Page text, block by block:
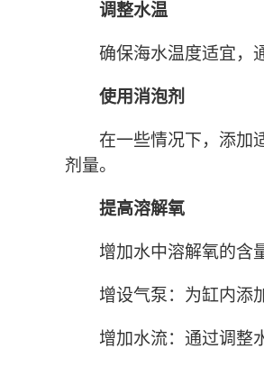
调整水温
确保海水温度适宜，
使用消泡剂
在一些情况下，添加
剂量。
提高溶解氧
增加水中溶解氧的含
增设气泵：为缸内添
增加水流：通过调整